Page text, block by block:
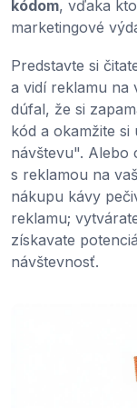
kódom, vďaka
marketingové
Predstavte si
a vidí reklamu na
dúfal, že si
kód a okamžite
návštevu". Alebo
s reklamou na
nákupu kávy
reklamu;
získavate
návštevnosť.